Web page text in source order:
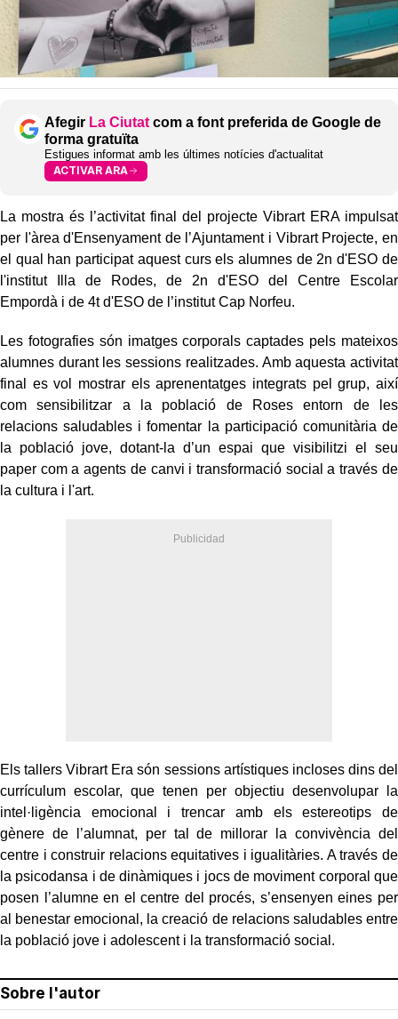
Afegir La Ciutat com a font preferida de Google de
forma gratuïta
Estigues informat amb les últimes notícies d'actualitat
ACTIVAR ARA
La mostra és l’activitat final del projecte Vibrart ERA impulsat
per l'àrea d'Ensenyament de l’Ajuntament i Vibrart Projecte, en
el qual han participat aquest curs els alumnes de 2n d'ESO de
l'institut Illa de Rodes, de 2n d'ESO del Centre Escolar
Empordà i de 4t d'ESO de l’institut Cap Norfeu.
Les fotografies són imatges corporals captades pels mateixos
alumnes durant les sessions realitzades. Amb aquesta activitat
final es vol mostrar els aprenentatges integrats pel grup, així
com sensibilitzar a la població de Roses entorn de les
relacions saludables i fomentar la participació comunitària de
la població jove, dotant-la d’un espai que visibilitzi el seu
paper com a agents de canvi i transformació social a través de
la cultura i l'art.
Els tallers Vibrart Era són sessions artístiques incloses dins del
currículum escolar, que tenen per objectiu desenvolupar la
intel·ligència emocional i trencar amb els estereotips de
gènere de l’alumnat, per tal de millorar la convivència del
centre i construir relacions equitatives i igualitàries. A través de
la psicodansa i de dinàmiques i jocs de moviment corporal que
posen l’alumne en el centre del procés, s’ensenyen eines per
al benestar emocional, la creació de relacions saludables entre
la població jove i adolescent i la transformació social.
Sobre l'autor